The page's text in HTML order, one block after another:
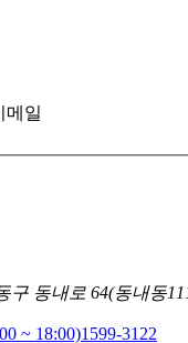
메일
구 동내로 64(동내동
~ 18:00)1599-3122